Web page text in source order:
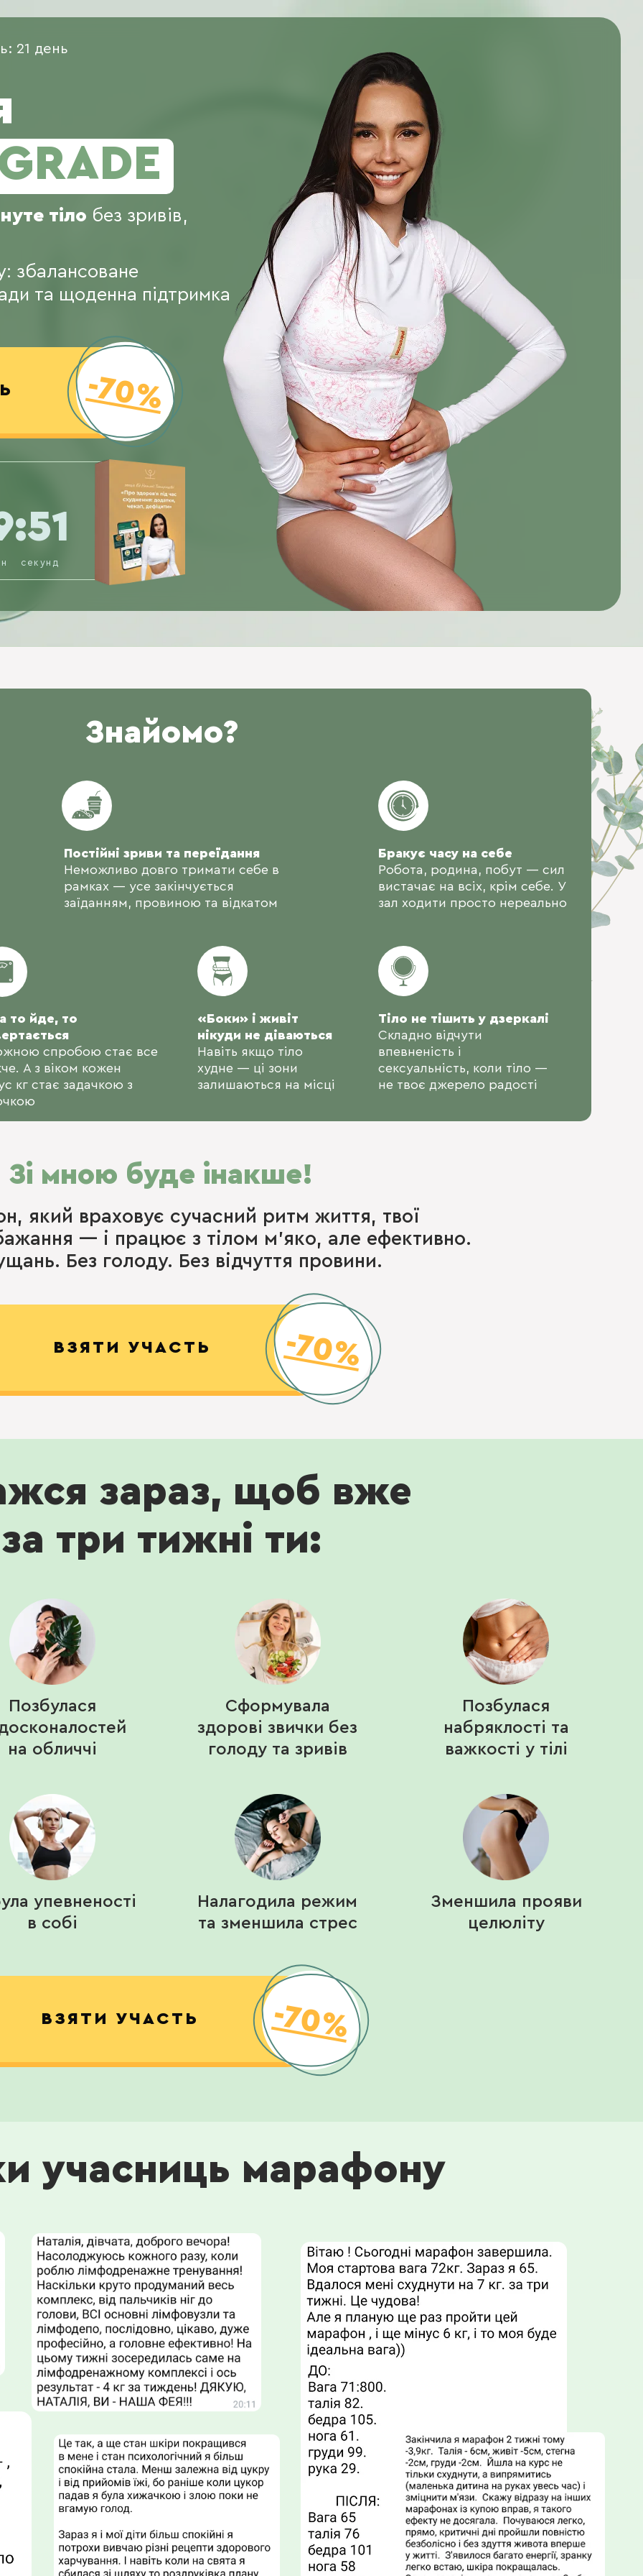
збалансоване
та щоденна підтримка
тіло без зривів,
21 день
секунд
-70%
Знайомо?
Постійні зриви та переїдання
Неможливо довго тримати себе в
рамках — усе закінчується
заїданням, провиною та відкатом
Бракує часу на себе
Робота, родина, побут — сил
вистачає на всіх, крім себе. У
зал ходити просто нереально
то йде, то
спробою стає все
А з віком кожен
кг стає задачкою з
Тіло не тішить у дзеркалі
Складно відчути
впевненість і
сексуальність, коли тіло —
не твоє джерело радості
«Боки» і живіт
нікуди не діваються
Навіть якщо тіло
худне — ці зони
залишаються на місці
ВЗЯТИ УЧАСТЬ -70%
який враховує сучасний ритм життя, твої
— і працює з тілом м’яко, але ефективно.
Без голоду. Без відчуття провини.
Зі мною буде інакше!
зараз, щоб вже
за три тижні ти:
Позбулася
на обличчі
упевненості
в собі
Сформувала
здорові звички без
голоду та зривів
Налагодила режим
та зменшила стрес
Позбулася
набряклості та
важкості у тілі
Зменшила прояви
целюліту
ВЗЯТИ УЧАСТЬ -70%
учасниць марафону